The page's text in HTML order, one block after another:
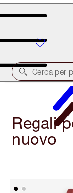
Crea un account o
GRATUITA
Cerca per
Regali
nuovo